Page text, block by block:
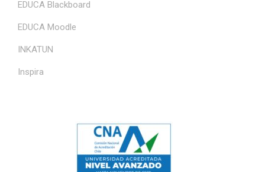
EDUCA Blackboard
EDUCA Moodle
INKATUN
Inspira